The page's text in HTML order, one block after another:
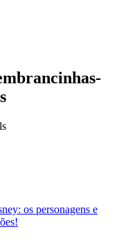
os personagens e